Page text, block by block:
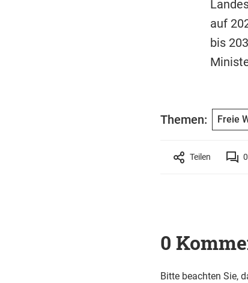
auf
bis
Themen: Freie
Teilen 0
0
Bitte beachten Sie,